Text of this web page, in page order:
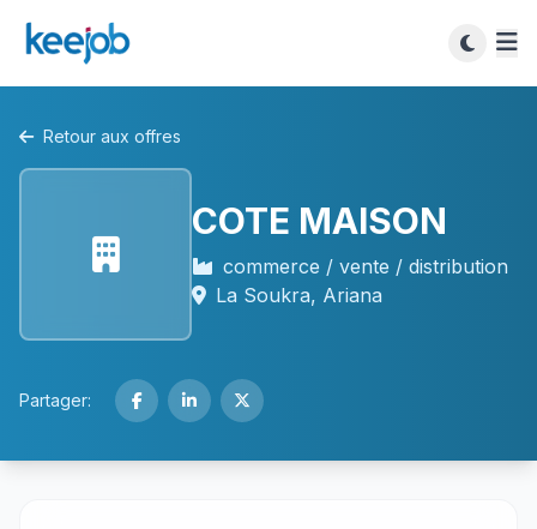
Retour aux offres
COTE MAISON
commerce / vente / distribution
La Soukra, Ariana
Partager: